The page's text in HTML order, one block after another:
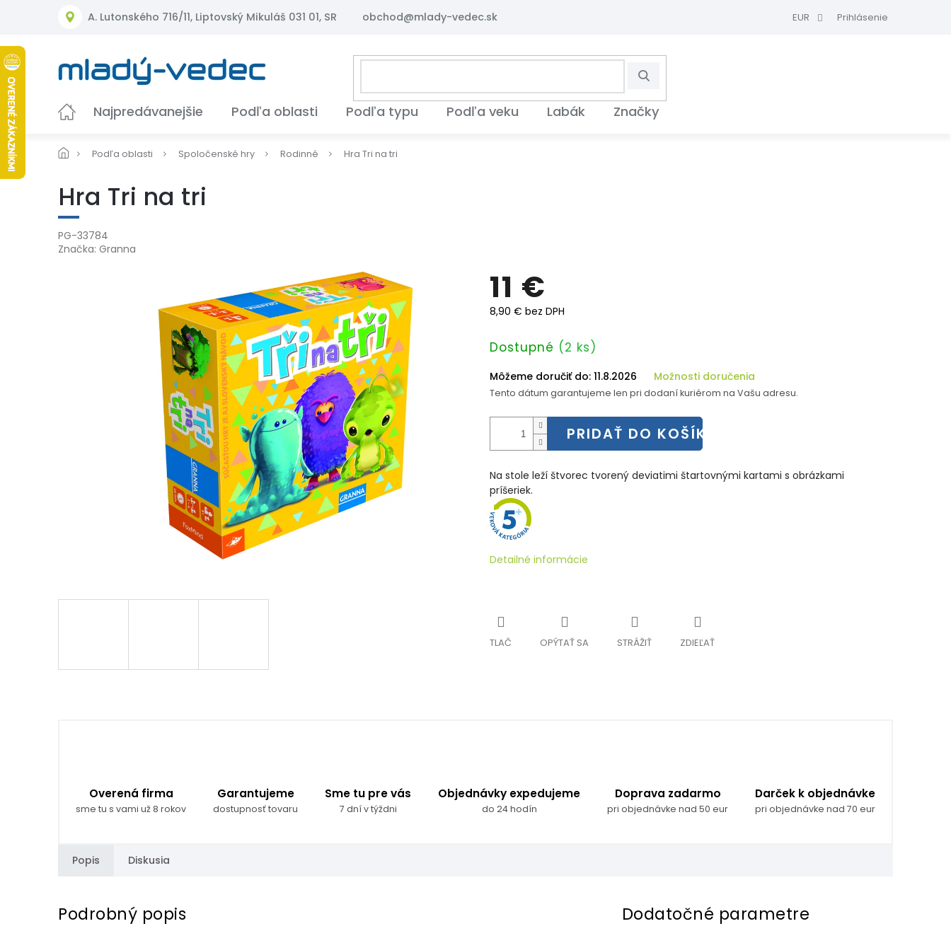
A. Lutonského 716/11, Liptovský Mikuláš 031 01, SR obchod@mlady-vedec.sk EUR Prihlásenie
Hľadať
Najpredávanejšie Podľa oblasti Podľa typu Podľa veku Labák Značky
Podľa oblasti Spoločenské hry Rodinné Hra Tri na tri
Hra Tri na tri
PG-33784
Značka: Granna
11 €
8,90 € bez DPH
Jednotková
Dostupné (2 ks)
Môžeme doručiť do: 11.8.2026 Možnosti doručenia
Tento dátum garantujeme len pri dodaní kuriérom na Vašu adresu.
PRIDAŤ DO KOŠÍKA
Na stole leží štvorec tvorený deviatimi štartovnými kartami s obrázkami
príšeriek.
Detailné informácie
TLAČ OPÝTAŤ SA STRÁŽIŤ ZDIEĽAŤ
Overená firma
sme tu s vami už 8 rokov
Garantujeme
dostupnosť tovaru
Sme tu pre vás
7 dní v týždni
Objednávky expedujeme
do 24 hodín
Doprava zadarmo
pri objednávke nad 50 eur
Darček k objednávke
pri objednávke nad 70 eur
Popis Diskusia
Podrobný popis Dodatočné parametre